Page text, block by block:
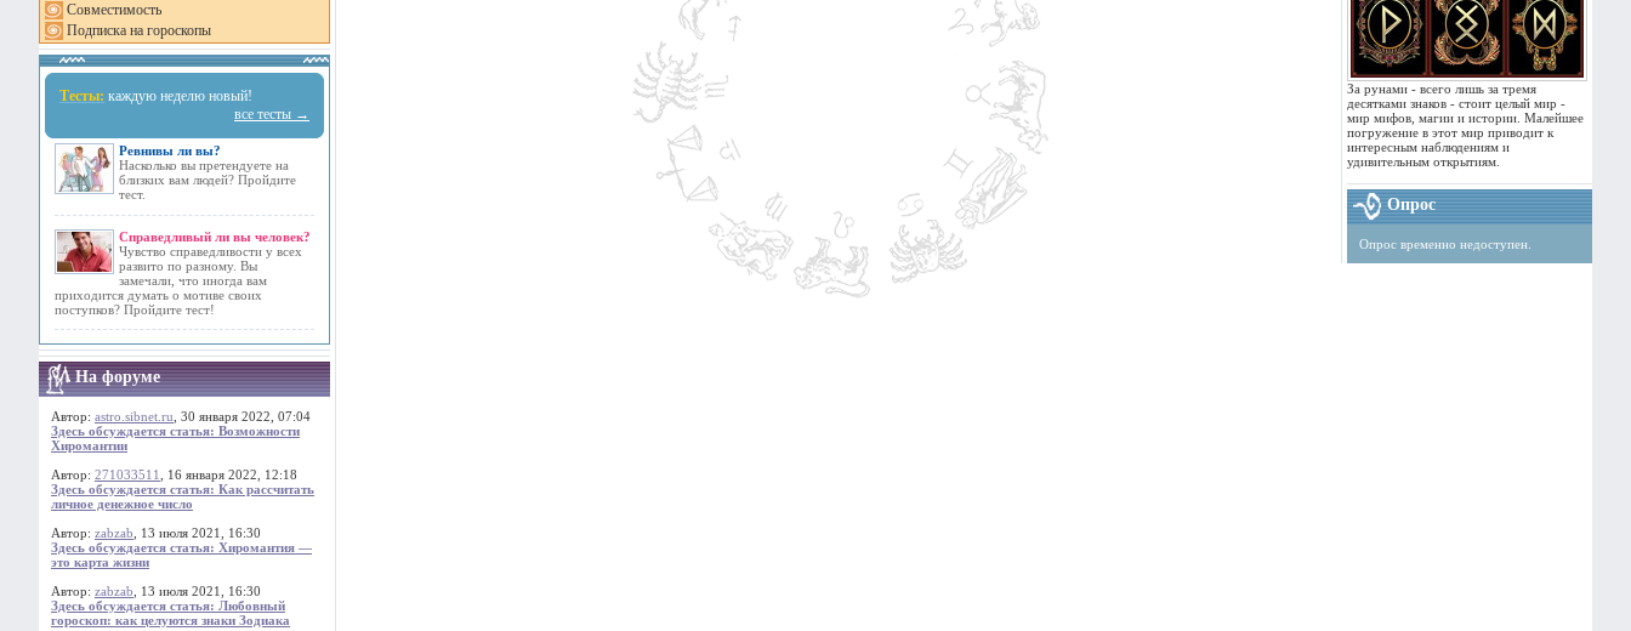
Совместимость
Подписка на гороскопы
Тесты: каждую неделю новый!
все тесты →
Ревнивы ли вы?
Насколько вы претендуете на
близких вам людей? Пройдите
тест.
Справедливый ли вы человек?
Чувство справедливости у всех
развито по разному. Вы
замечали, что иногда вам
приходится думать о мотиве своих
поступков? Пройдите тест!
На форуме
Автор: astro.sibnet.ru , 30 января 2022, 07:04
Здесь обсуждается статья: Возможности
Хиромантии
Автор: 271033511
, 16 января 2022, 12:18
Здесь обсуждается статья: Как рассчитать
личное денежное число
Автор: zabzab , 13 июля 2021, 16:30
Здесь обсуждается статья: Хиромантия —
это карта жизни
Автор: zabzab , 13 июля 2021, 16:30
Здесь обсуждается статья: Любовный
гороскоп: как целуются знаки Зодиака
За рунами - всего лишь за тремя
десятками знаков - стоит целый мир -
мир мифов, магии и истории. Малейшее
погружение в этот мир приводит к
интересным наблюдениям и
удивительным открытиям.
Опрос
Опрос временно недоступен.